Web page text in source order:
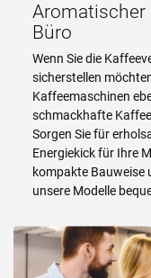
Aromatischer
Büro
Wenn Sie die
sicherstellen
Kaffeemaschinen
schmackhafte
Sorgen Sie für
Energiekick für Ihre
kompakte Bauweise
unsere Modelle